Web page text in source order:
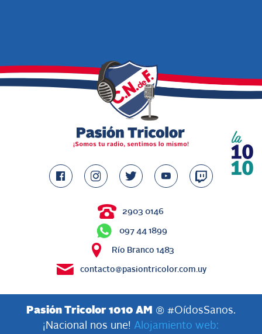
2903 0146
097 44 1899
Río Branco 1483
contacto@pasiontricolor.com.uy
Pasión Tricolor 1010 AM
® #OídosSanos.
¡Nacional nos une! Alojamiento web: